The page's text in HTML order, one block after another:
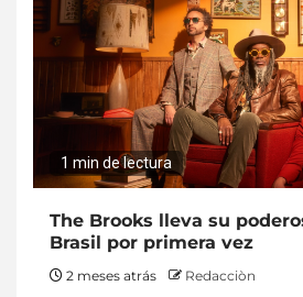
1 min de lectura
The Brooks lleva su
Brasil por primera vez
2 meses atrás Redacciòn